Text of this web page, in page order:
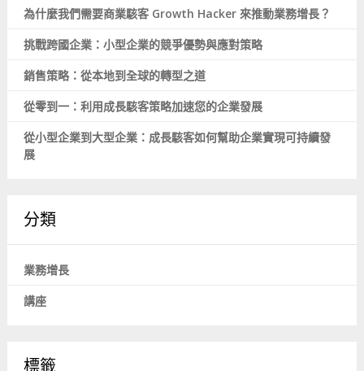
為什麼我們需要商業駭客 Growth Hacker 來推動業務增長？
挑戰跨國企業：小型企業的競爭優勢與應對策略
銷售策略：從本地到全球的轉型之道
從零到一：利用成長駭客策略加速您的企業發展
從小型企業到大型企業：成長駭客如何幫助企業實現可持續發
展
分類
業務增長
講座
標籤